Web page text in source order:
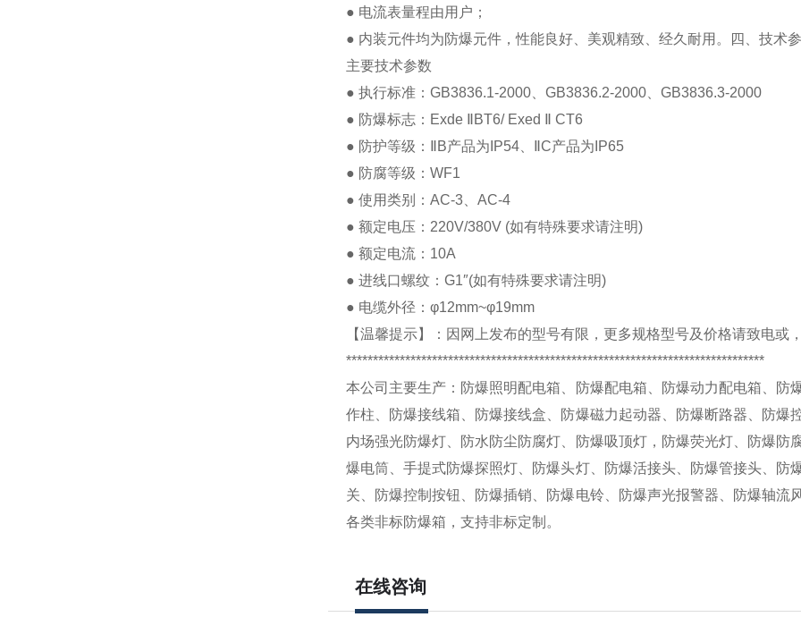
● 电流表量程由用户；
● 内装元件均为防爆元件，性能良好、美观精致、经久耐用。
四、技术
主要技术参数
● 执行标准： GB3836.1-2000、 GB3836.2-2000、 GB3836.3-2000
● 防爆标志： Exde BT6/ Exed
CT6
● 防护等级： B产品为 IP54、 C产品为 IP65
● 防腐等级： WF1
● 使用类别： AC-3、 AC-4
● 额定电压： 220V/380V (如有特殊要求请注明)
● 额定电流： 10A
● 进线口螺纹： G1″(如有特殊要求请注明)
● 电缆外径： φ12mm~φ19mm
【温馨提示】： 因网上发布的型号有限，更多规格型号及价格请致电或
******************************************************************************
本公司主要生产： 防爆照明配电箱、防爆配电箱、防爆动力配电箱、
作柱、防爆接线箱、防爆接线盒、防爆磁力起动器、防爆断路器、防
内场强光防爆灯、防水防尘防腐灯、防爆吸顶灯，防爆荧光灯、防爆
爆电筒、手提式防爆探照灯、防爆头灯、防爆活接头、防爆管接头、
关、防爆控制按钮、防爆插销、防爆电铃、防爆声光报警器、防爆轴
各类非标防爆箱， 支持非标定制 。
在线咨询